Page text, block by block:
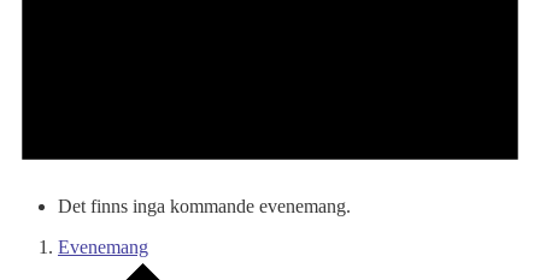
Det finns inga kommande evenemang.
Evenemang